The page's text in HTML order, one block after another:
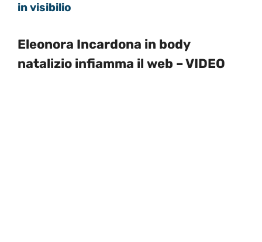
in visibilio
Eleonora Incardona in body
natalizio infiamma il web – VIDEO